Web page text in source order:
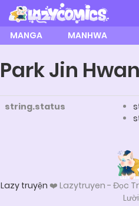
MANGA MANHWA
Park Jin Hwan
string.status
Lazy truyện ❤️ Lazytruyen - Đọc